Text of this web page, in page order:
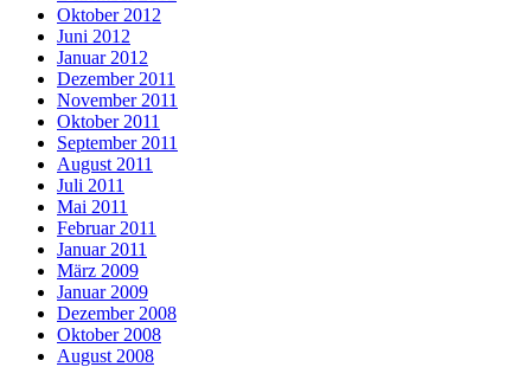
Oktober 2012
Juni 2012
Januar 2012
Dezember 2011
November 2011
Oktober 2011
September 2011
August 2011
Juli 2011
Mai 2011
Februar 2011
Januar 2011
März 2009
Januar 2009
Dezember 2008
Oktober 2008
August 2008